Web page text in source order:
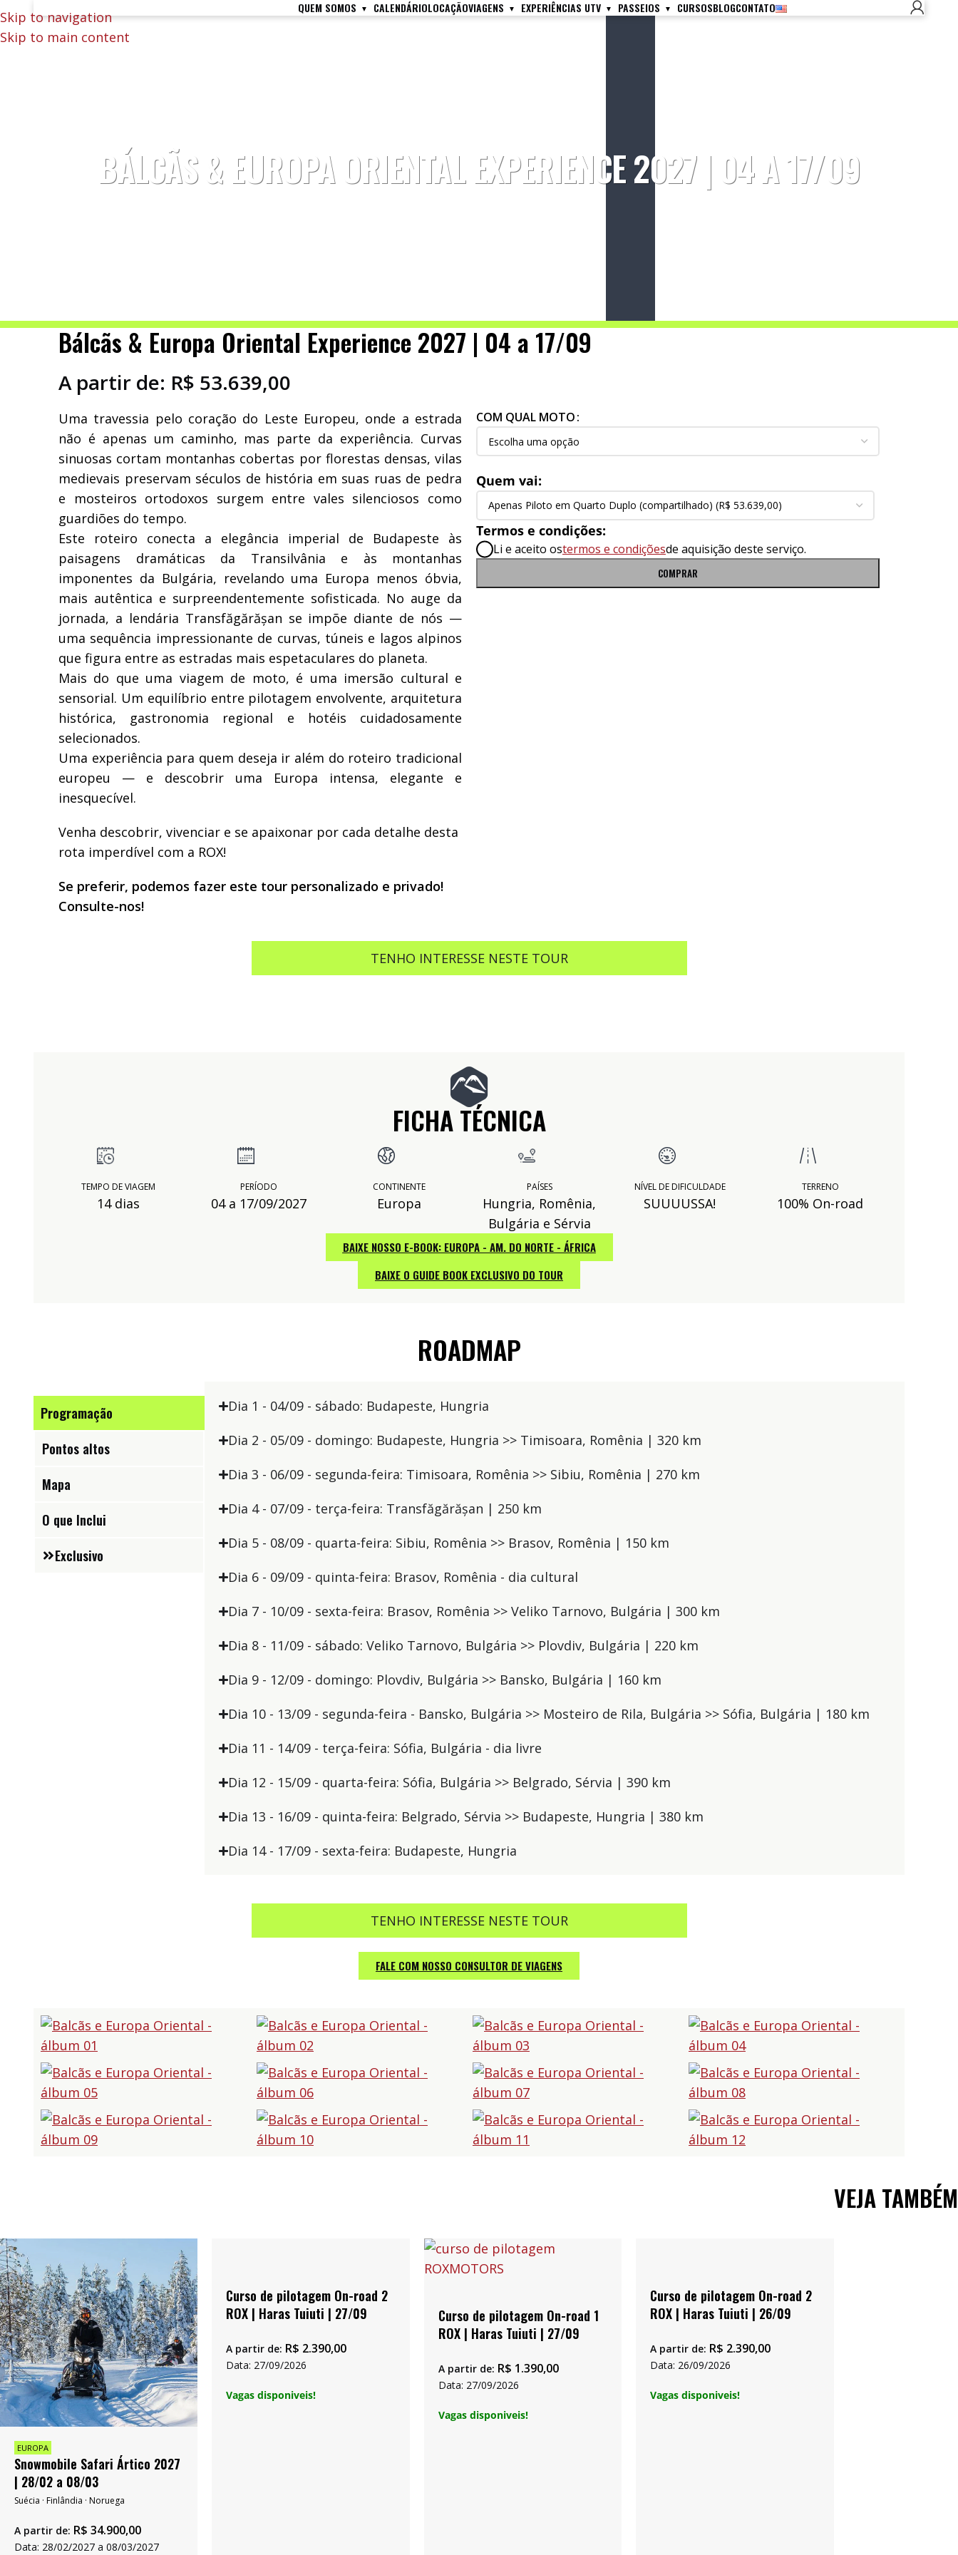
Skip to navigation
Skip to main content
QUEM SOMOS CALENDÁRIOLOCAÇÃOVIAGENS EXPERIÊNCIAS UTV PASSEIOS CURSOSBLOGCONTATO
BÁLCÃS & EUROPA ORIENTAL EXPERIENCE 2027 | 04 A 17/09
Bálcãs & Europa Oriental Experience 2027 | 04 a 17/09
A partir de: R$ 53.639,00
Uma travessia pelo coração do Leste Europeu, onde a estrada
não é apenas um caminho, mas parte da experiência. Curvas
sinuosas cortam montanhas cobertas por florestas densas, vilas
medievais preservam séculos de história em suas ruas de pedra
e mosteiros ortodoxos surgem entre vales silenciosos como
guardiões do tempo.
Este roteiro conecta a elegância imperial de Budapeste às
paisagens dramáticas da Transilvânia e às montanhas
imponentes da Bulgária, revelando uma Europa menos óbvia,
mais autêntica e surpreendentemente sofisticada. No auge da
jornada, a lendária Transfăgărășan se impõe diante de nós —
uma sequência impressionante de curvas, túneis e lagos alpinos
que figura entre as estradas mais espetaculares do planeta.
Mais do que uma viagem de moto, é uma imersão cultural e
sensorial. Um equilíbrio entre pilotagem envolvente, arquitetura
histórica, gastronomia regional e hotéis cuidadosamente
selecionados.
Uma experiência para quem deseja ir além do roteiro tradicional
europeu — e descobrir uma Europa intensa, elegante e
inesquecível.
Venha descobrir, vivenciar e se apaixonar por cada detalhe desta
rota imperdível com a ROX!
Se preferir, podemos fazer este tour personalizado e privado!
Consulte-nos!
COM QUAL MOTO
Quem vai:
Termos e condições:
Li e aceito ostermos e condiçõesde aquisição deste serviço.
COMPRAR
TENHO INTERESSE NESTE TOUR
FICHA TÉCNICA
TEMPO DE VIAGEM
14 dias
PERÍODO
04 a 17/09/2027
CONTINENTE
Europa
PAÍSES
Hungria, Romênia,
Bulgária e Sérvia
NÍVEL DE DIFICULDADE
SUUUUSSA!
TERRENO
100% On-road
BAIXE NOSSO E-BOOK: EUROPA - AM. DO NORTE - ÁFRICA
BAIXE O GUIDE BOOK EXCLUSIVO DO TOUR
ROADMAP
Programação
Pontos altos
Mapa
O que Inclui
Exclusivo
Dia 1 - 04/09 - sábado: Budapeste, Hungria
Dia 2 - 05/09 - domingo: Budapeste, Hungria >> Timisoara, Romênia | 320 km
Dia 3 - 06/09 - segunda-feira: Timisoara, Romênia >> Sibiu, Romênia | 270 km
Dia 4 - 07/09 - terça-feira: Transfăgărășan | 250 km
Dia 5 - 08/09 - quarta-feira: Sibiu, Romênia >> Brasov, Romênia | 150 km
Dia 6 - 09/09 - quinta-feira: Brasov, Romênia - dia cultural
Dia 7 - 10/09 - sexta-feira: Brasov, Romênia >> Veliko Tarnovo, Bulgária | 300 km
Dia 8 - 11/09 - sábado: Veliko Tarnovo, Bulgária >> Plovdiv, Bulgária | 220 km
Dia 9 - 12/09 - domingo: Plovdiv, Bulgária >> Bansko, Bulgária | 160 km
Dia 10 - 13/09 - segunda-feira - Bansko, Bulgária >> Mosteiro de Rila, Bulgária >> Sófia, Bulgária | 180 km
Dia 11 - 14/09 - terça-feira: Sófia, Bulgária - dia livre
Dia 12 - 15/09 - quarta-feira: Sófia, Bulgária >> Belgrado, Sérvia | 390 km
Dia 13 - 16/09 - quinta-feira: Belgrado, Sérvia >> Budapeste, Hungria | 380 km
Dia 14 - 17/09 - sexta-feira: Budapeste, Hungria
TENHO INTERESSE NESTE TOUR
FALE COM NOSSO CONSULTOR DE VIAGENS
VEJA TAMBÉM
EUROPA
Snowmobile Safari Ártico 2027
| 28/02 a 08/03
Suécia · Finlândia · Noruega
A partir de: R$ 34.900,00
Data: 28/02/2027 a 08/03/2027
Curso de pilotagem On-road 2
ROX | Haras Tuiuti | 27/09
A partir de: R$ 2.390,00
Data: 27/09/2026
Vagas disponiveis!
Curso de pilotagem On-road 1
ROX | Haras Tuiuti | 27/09
A partir de: R$ 1.390,00
Data: 27/09/2026
Vagas disponiveis!
Curso de pilotagem On-road 2
ROX | Haras Tuiuti | 26/09
A partir de: R$ 2.390,00
Data: 26/09/2026
Vagas disponiveis!